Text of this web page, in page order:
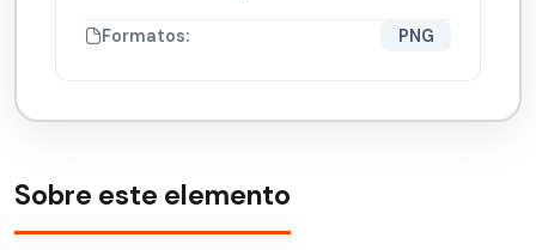
Formatos: PNG
Sobre este elemento